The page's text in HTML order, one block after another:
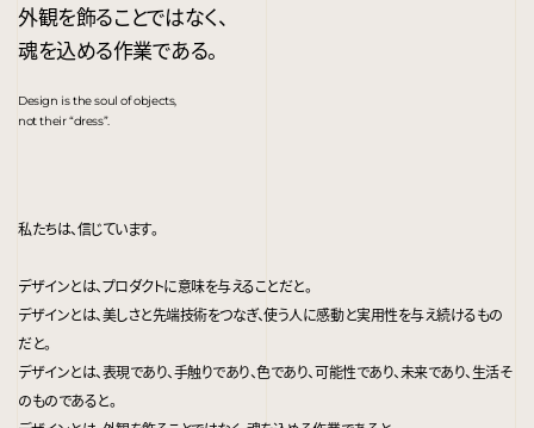
外観を飾ることではなく、
魂を込める作業である。
Design is the soul of objects,
not their “dress”.
私たちは、信じています。
デザインとは、プロダクトに意味を与えることだと。
デザインとは、美しさと先端技術をつなぎ、使う人に感動と実用性を与え続けるもの
だと。
デザインとは、表現であり、手触りであり、色であり、可能性であり、未来であり、生活そ
のものであると。